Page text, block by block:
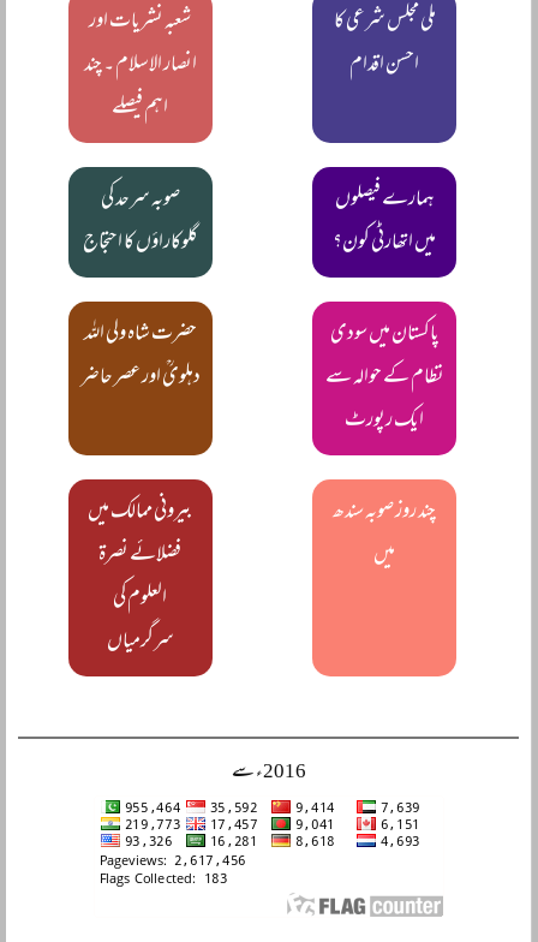
ملی مجلس شرعی کا
احسن اقدام
شعبہ نشریات اور
انصار الاسلام ۔ چند
اہم فیصلے
ہمارے فیصلوں
میں اتھارٹی کون؟
صوبہ سرحد کی
گلوکاراؤں کا احتجاج
پاکستان میں سودی
نظام کے حوالہ سے
ایک رپورٹ
حضرت شاہ ولی اللہ
دہلویؒ اور عصر حاضر
چند روز صوبہ سندھ
میں
بیرونی ممالک میں
فضلائے نصرۃ
العلوم کی
سرگرمیاں
2016ء سے